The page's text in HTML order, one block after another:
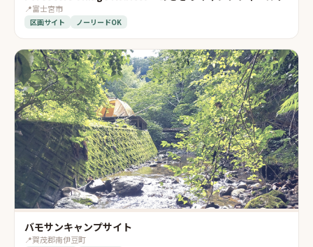
📍富士宮市
区画サイト ノーリードOK
バモサンキャンプサイト
📍賀茂郡南伊豆町